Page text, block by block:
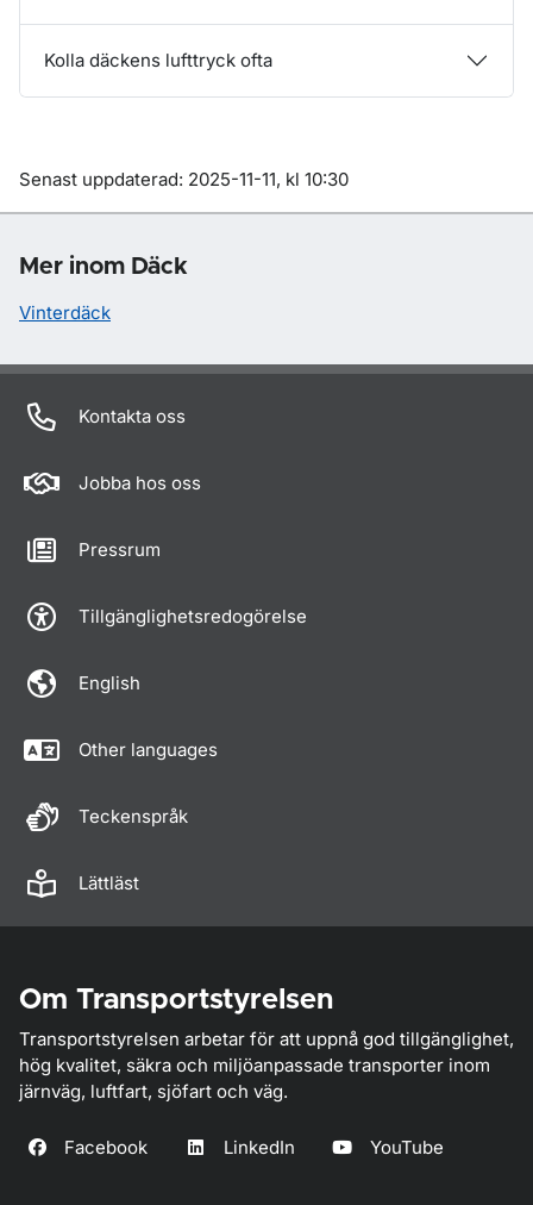
Kolla däckens lufttryck ofta
Om sidan
Senast uppdaterad: 2025-11-11, kl 10:30
Mer inom Däck
Vinterdäck
Kontakta oss
Jobba hos oss
Pressrum
Tillgänglighetsredogörelse
English
Other languages
Teckenspråk
Lättläst
Om Transportstyrelsen
Transportstyrelsen arbetar för att uppnå god tillgänglighet,
hög kvalitet, säkra och miljöanpassade transporter inom
järnväg, luftfart, sjöfart och väg.
Facebook LinkedIn YouTube